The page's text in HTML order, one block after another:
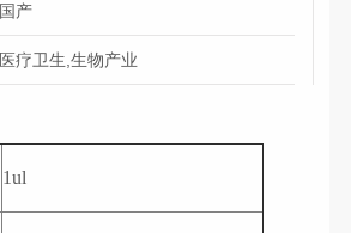
国产
医疗卫生,生物产业
1ul